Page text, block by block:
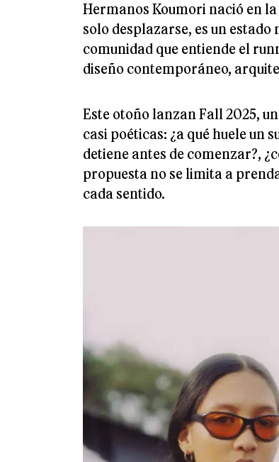
Hermanos Koumori nació en
solo desplazarse, es un
comunidad que entiende el
diseño contemporáneo,
Este otoño lanzan Fall 2025,
casi poéticas: ¿a qué huele un
detiene antes de comenzar?,
propuesta no se limita a
cada sentido.